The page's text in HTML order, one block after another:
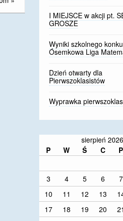
I MIEJSCE w akcji pt.
GROSZE
Wyniki szkolnego
Ósemkowa Liga
Dzień otwarty dla
Pierwszoklasistów
Wyprawka
sierpień 2026
P
W Ś C P
3
4 5 6 7
10
11 12 13
17
18 19 20 21